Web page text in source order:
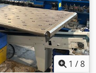
min Signieren 2800
60
330
auf dem
Werkzeuge bei
Rotation aller
1 /8